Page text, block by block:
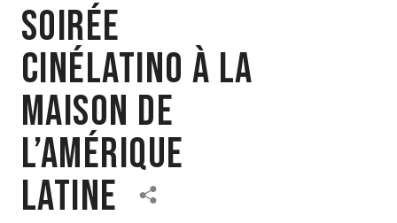
Soirée
Cinélatino à la
Maison de
l’Amérique
latine